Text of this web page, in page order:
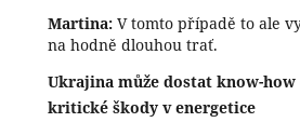
Martina: V tomto případě to ale
na hodně dlouhou trať.
Ukrajina může dostat know-
kritické škody v energetice